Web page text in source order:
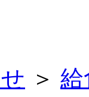
＞ 給